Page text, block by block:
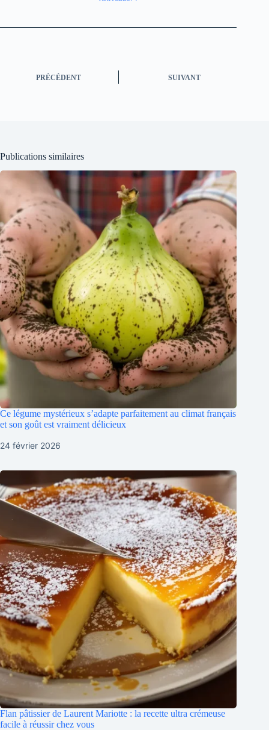
PRÉCÉDENT SUIVANT
Publications similaires
Ce légume mystérieux s’adapte parfaitement au climat français
et son goût est vraiment délicieux
24 février 2026
Flan pâtissier de Laurent Mariotte : la recette ultra crémeuse
facile à réussir chez vous